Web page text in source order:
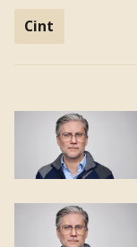
Cint